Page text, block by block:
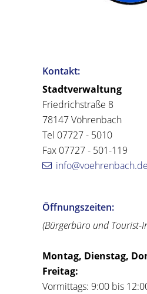
Kontakt:
Stadtverwaltung
Friedrichstraße 8
78147 Vöhrenbach
Tel 07727 - 5010
Fax 07727 - 501-119
info@voehrenbach.de
Öffnungszeiten:
(Bürgerbüro und Tourist-
Montag, Dienstag,
Freitag:
Vormittags: 9:00 bis